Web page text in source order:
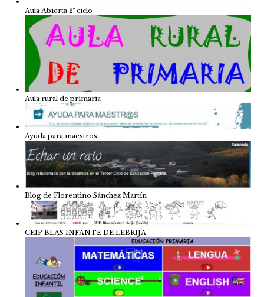
Aula Abierta 2º ciclo
Aula rural de primaria
Ayuda para maestros
Blog de Florentino Sánchez Martín
CEIP BLAS INFANTE DE LEBRIJA